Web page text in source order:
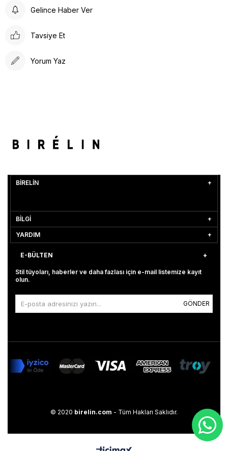
Gelince Haber Ver
Tavsiye Et
Yorum Yaz
BİRELİN
BİLGİ
YARDIM
E-BÜLTEN
Stil tüyoları, haberler ve daha fazlası için e-mail listemize kayıt
olun.
GÖNDER
© 2020 birelin.com - Tüm Hakları Saklıdır.